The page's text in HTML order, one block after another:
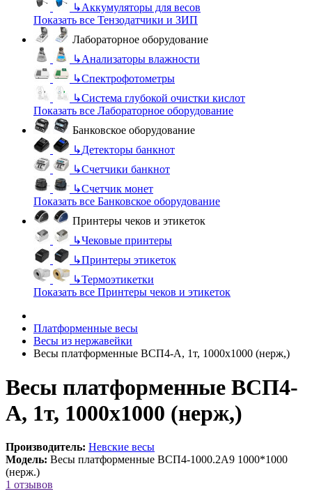
↳Аккумуляторы для весов
Показать все Тензодатчики и ЗИП
Лабораторное оборудование
↳Анализаторы влажности
↳Спектрофотометры
↳Система глубокой очистки кислот
Показать все Лабораторное оборудование
Банковское оборудование
↳Детекторы банкнот
↳Счетчики банкнот
↳Счетчик монет
Показать все Банковское оборудование
Принтеры чеков и этикеток
↳Чековые принтеры
↳Принтеры этикеток
↳Термоэтикетки
Показать все Принтеры чеков и этикеток
Платформенные весы
Весы из нержавейки
Весы платформенные ВСП4-А, 1т, 1000х1000 (нерж,)
Весы платформенные ВСП4-
А, 1т, 1000х1000 (нерж,)
Производитель: Невские весы
Модель: Весы платформенные ВСП4-1000.2А9 1000*1000
(нерж.)
1 отзывов